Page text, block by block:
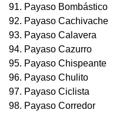
91. Payaso Bombástico
92. Payaso Cachivache
93. Payaso Calavera
94. Payaso Cazurro
95. Payaso Chispeante
96. Payaso Chulito
97. Payaso Ciclista
98. Payaso Corredor